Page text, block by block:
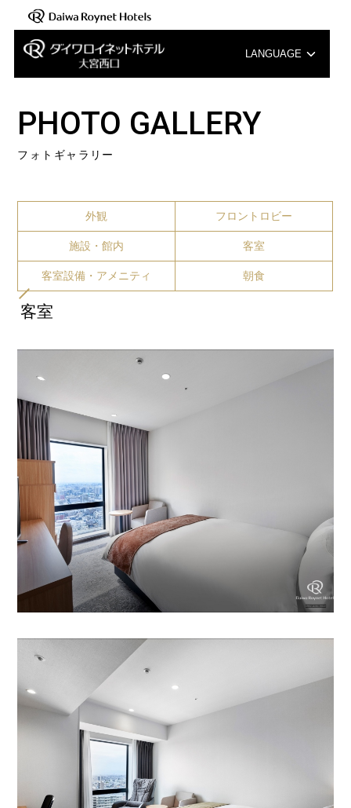
LANGUAGE
中文（簡体字）
PHOTO GALLERY
フォトギャラリー
外観 フロントロビー
施設・館内 客室
客室設備・アメニティ 朝食
客室